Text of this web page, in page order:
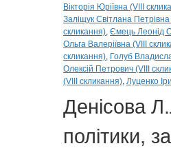
Вікторія Юріївна (VIII
Заліщук Світлана
скликання) Ємець Леонід
Ольга Валеріївна (VIII
скликання) Голуб
Олексій Петрович (VIII
(VIII скликання) Луценко
Денісова
політики,